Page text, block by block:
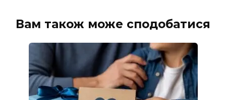
Вам також може сподобатися